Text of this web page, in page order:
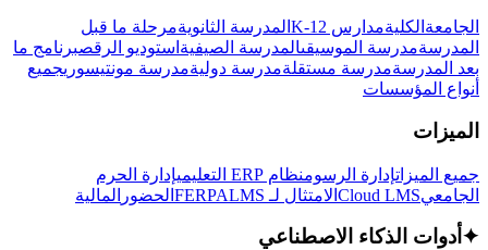
الجامعة الكليةمدارس K-12 المدرسة الثانويةمرحلة ما قبل
المدرسةمدرسة الموسيقىالمدرسة الصيفية استوديو الرقصبرنامج ما
بعد المدرسةمدرسة مستقلةمدرسة دوليةمدرسة مونتيسوريجميع
أنواع المؤسسات
الميزات
جميع الميزاتإدارة الرسومنظام ERP التعليمي
إدارة الحرم
الجامعيCloud LMS الامتثال لـ FERPA LMS الحضور المالية
✦ أدوات الذكاء الاصطناعي